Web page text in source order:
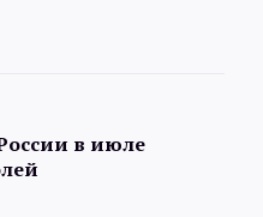
в июле